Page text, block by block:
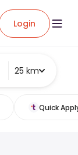
Login
25 km
Quick